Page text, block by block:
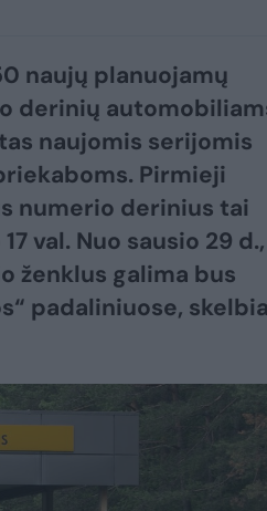
naujų planuojamų
derinių
naujomis serijomis
Pirmieji
numerio derinius tai
val. Nuo sausio 29 d.,
ženklus galima bus
padaliniuose,